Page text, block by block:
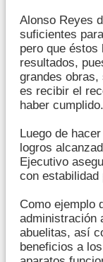
Alonso Reyes
suficientes
pero que éstos
resultados,
grandes obras,
es recibir el
haber cumplido.
Luego de
logros
Ejecutivo
con
Como ejemplo
administración
abuelitas, así
beneficios a